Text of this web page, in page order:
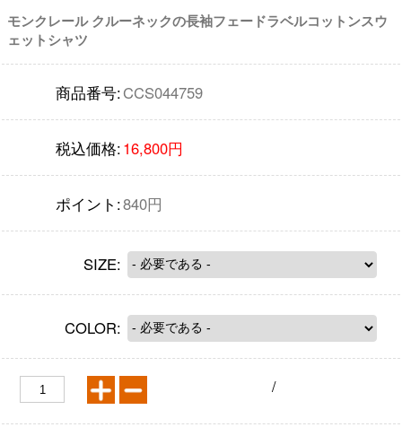
モンクレール クルーネックの長袖フェードラベルコットンスウ
ェットシャツ
商品番号:CCS044759
税込価格:16,800円
ポイント:840円
SIZE:
COLOR:
/